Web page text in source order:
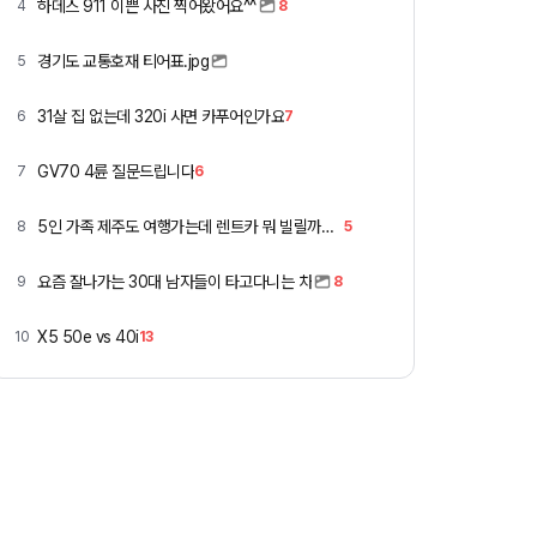
4 하데스 911 이쁜 사진 찍어왔어요^^ 8
5 경기도 교통호재 티어표.jpg
6 31살 집 없는데 320i 사면 카푸어인가요7
7 GV70 4륜 질문드립니다6
8 5인 가족 제주도 여행가는데 렌트카 뭐 빌릴까요 ㅎ 5
9 요즘 잘나가는 30대 남자들이 타고다니는 차 8
10 X5 50e vs 40i13